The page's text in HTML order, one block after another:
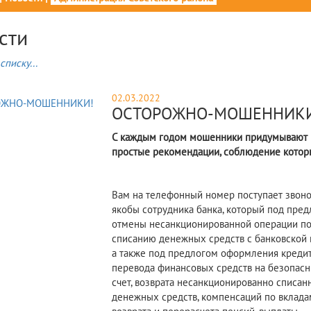
02.03.2022
ОСТОРОЖНО-
С каждым годом мошенники придумывают
простые рекомендации, соблюдение
Вам на телефонный номер поступает
якобы сотрудника банка, который под
отмены несанкционированной операции по
списанию денежных средств с банковской
а также под предлогом оформления
перевода финансовых средств на
счет, возврата несанкционированно
денежных средств, компенсаций по